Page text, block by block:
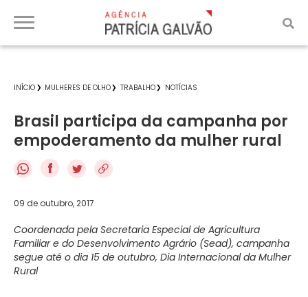
INÍCIO MULHERES DE OLHO TRABALHO NOTÍCIAS
Brasil participa da campanha por
empoderamento da mulher rural
f
09 de outubro, 2017
Coordenada pela Secretaria Especial de Agricultura
Familiar e do Desenvolvimento Agrário (Sead), campanha
segue até o dia 15 de outubro, Dia Internacional da Mulher
Rural